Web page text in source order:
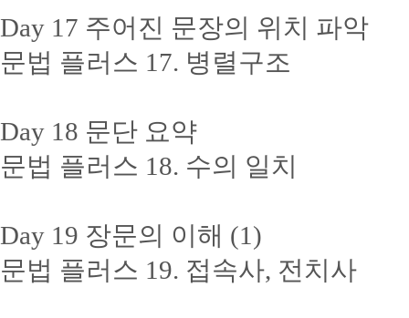
Day 17 주어진 문장의 위치 파악
문법 플러스 17. 병렬구조
Day 18 문단 요약
문법 플러스 18. 수의 일치
Day 19 장문의 이해 (1)
문법 플러스 19. 접속사, 전치사